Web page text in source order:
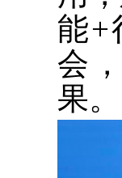
能+
会
果。